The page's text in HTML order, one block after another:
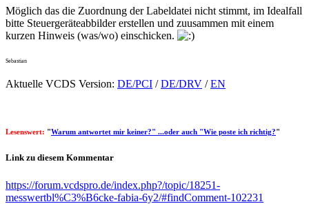
Möglich das die Zuordnung der Labeldatei nicht stimmt, im Idealfall
bitte Steuergeräteabbilder erstellen und zuusammen mit einem
kurzen Hinweis (was/wo) einschicken.
Sebastian
Aktuelle VCDS Version: DE/PCI /DE/DRV /EN
Lesenswert: "Warum antwortet mir keiner?" ...oder auch "Wie poste ich richtig?"
Link zu diesem Kommentar
https://forum.vcdspro.de/index.php?/topic/18251-
messwertbl%C3%B6cke-fabia-6y2/#findComment-102231